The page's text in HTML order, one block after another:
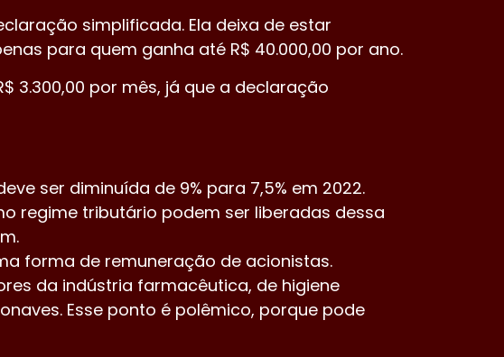
simplificada. Ela deixa de estar
para quem ganha até R$ 40.000,00 por ano.
3.300,00 por mês, já que a declaração
ser diminuída de 9% para 7,5% em 2022.
regime tributário podem ser liberadas dessa
forma de remuneração de acionistas.
da indústria farmacêutica, de higiene
Esse ponto é polêmico, porque pode